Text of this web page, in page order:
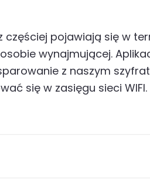
częściej pojawiają się w
wynajmującej.
z naszym
się w zasięgu sieci WIFI.